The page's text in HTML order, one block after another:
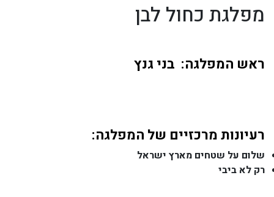
מפלגת כחול לבן
ראש המפלגה: בני גנץ
רעיונות מרכזיים של המפלגה:
שלום על שטחים מארץ ישראל
רק לא ביבי